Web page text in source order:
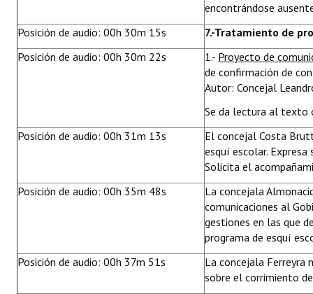
encontrándose
Posición de audio: 00h 30m 15s
7.-Tratamiento de
Posición de audio: 00h 30m 22s
1.- Proyecto de
de confirmación de
Autor: Concejal
Se da lectura al texto
Posición de audio: 00h 31m 13s
El concejal Costa
esquí escolar.
Solicita el
Posición de audio: 00h 35m 48s
La concejala
comunicaciones al
gestiones en las que
programa de esquí
Posición de audio: 00h 37m 51s
La concejala Ferreyra
sobre el corrimiento